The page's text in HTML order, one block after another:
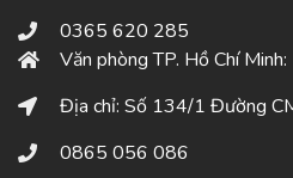
0365 620 285
Văn phòng TP. Hồ Chí Minh:
Địa chỉ: Số 134/1 Đường
0865 056 086